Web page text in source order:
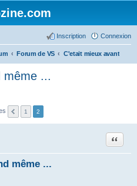
Connexion
Inscription
Forum de VS C'etait mieux avant
même ...
1 2
même ...
Citer